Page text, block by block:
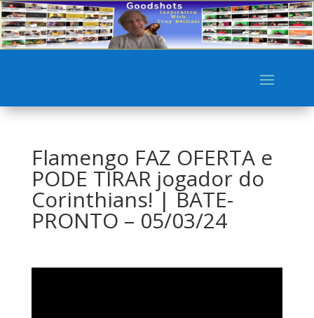
Flamengo FAZ OFERTA e
PODE TIRAR jogador do
Corinthians! | BATE-
PRONTO – 05/03/24